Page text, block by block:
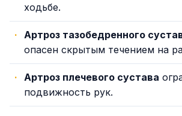
ходьбе.
Артроз тазобедренного
опасен скрытым течением на
Артроз плечевого сустава
подвижность рук.